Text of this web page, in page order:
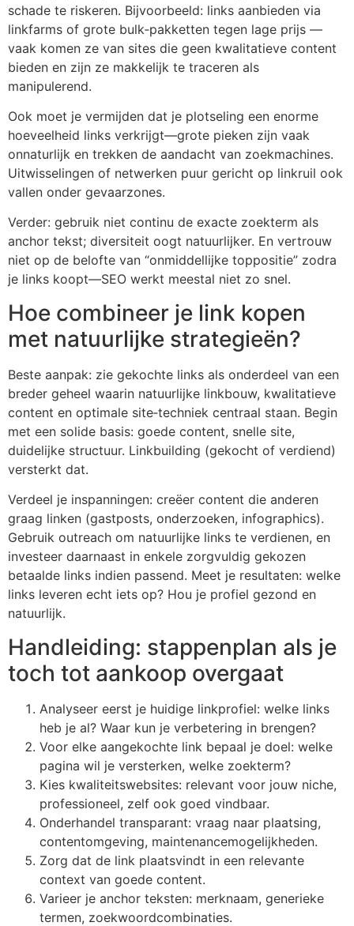
schade te riskeren. Bijvoorbeeld: links aanbieden via
linkfarms of grote bulk‑pakketten tegen lage prijs —
vaak komen ze van sites die geen kwalitatieve content
bieden en zijn ze makkelijk te traceren als
manipulerend.
Ook moet je vermijden dat je plotseling een enorme
hoeveelheid links verkrijgt—grote pieken zijn vaak
onnaturlijk en trekken de aandacht van zoekmachines.
Uitwisselingen of netwerken puur gericht op linkruil ook
vallen onder gevaarzones.
Verder: gebruik niet continu de exacte zoekterm als
anchor tekst; diversiteit oogt natuurlijker. En vertrouw
niet op de belofte van “onmiddellijke toppositie” zodra
je links koopt—SEO werkt meestal niet zo snel.
Hoe combineer je link kopen
met natuurlijke strategieën?
Beste aanpak: zie gekochte links als onderdeel van een
breder geheel waarin natuurlijke linkbouw, kwalitatieve
content en optimale site‑techniek centraal staan. Begin
met een solide basis: goede content, snelle site,
duidelijke structuur. Linkbuilding (gekocht of verdiend)
versterkt dat.
Verdeel je inspanningen: creëer content die anderen
graag linken (gastposts, onderzoeken, infographics).
Gebruik outreach om natuurlijke links te verdienen, en
investeer daarnaast in enkele zorgvuldig gekozen
betaalde links indien passend. Meet je resultaten: welke
links leveren echt iets op? Hou je profiel gezond en
natuurlijk.
Handleiding: stappenplan als je
toch tot aankoop overgaat
Analyseer eerst je huidige linkprofiel: welke links
heb je al? Waar kun je verbetering in brengen?
Voor elke aangekochte link bepaal je doel: welke
pagina wil je versterken, welke zoekterm?
Kies kwaliteitswebsites: relevant voor jouw niche,
professioneel, zelf ook goed vindbaar.
Onderhandel transparant: vraag naar plaatsing,
contentomgeving, maintenancemogelijkheden.
Zorg dat de link plaatsvindt in een relevante
context van goede content.
Varieer je anchor teksten: merknaam, generieke
termen, zoekwoordcombinaties.